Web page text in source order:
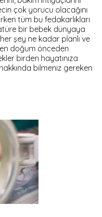
çok yorucu olacağını
tüm bu fedakarlıkları
bir bebek dünyaya
şey ne kadar planlı ve
doğum önceden
birden hayatınıza
bilmeniz gereken